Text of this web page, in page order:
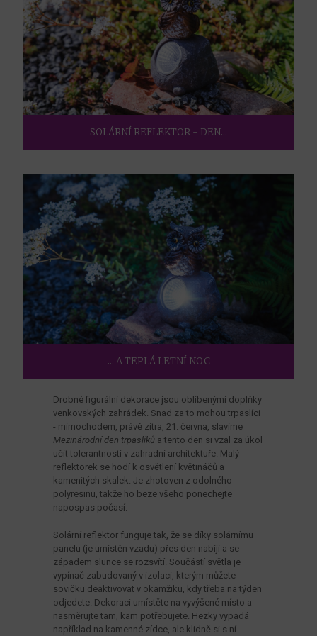
SOLÁRNÍ REFLEKTOR - DEN...
... A TEPLÁ LETNÍ NOC
Drobné figurální dekorace jsou oblíbenými doplňky
venkovských zahrádek. Snad za to mohou trpaslíci
- mimochodem, právě zítra, 21. června, slavíme
Mezinárodní den trpaslíků a tento den si vzal za úkol
učit tolerantnosti v zahradní architektuře. Malý
reflektorek se hodí k osvětlení květináčů a
kamenitých skalek. Je zhotoven z odolného
polyresinu, takže ho beze všeho ponechejte
napospas počasí.
Solární reflektor funguje tak, že se díky solárnímu
panelu (je umístěn vzadu) přes den nabíjí a se
západem slunce se rozsvítí. Součástí světla je
vypínač zabudovaný v izolaci, kterým můžete
sovičku deaktivovat v okamžiku, kdy třeba na týden
odjedete. Dekoraci umístěte na vyvýšené místo a
nasměrujte tam, kam potřebujete. Hezky vypadá
například na kamenné zídce, ale klidně si s ní